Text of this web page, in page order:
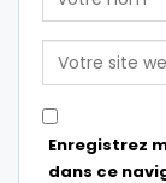
Enregistrez
dans ce